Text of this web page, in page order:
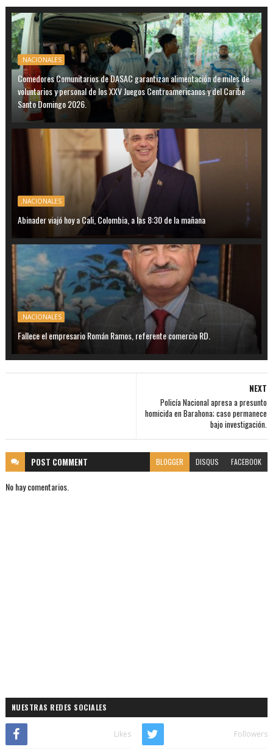
.NACIONALES
Comedores Comunitarios de DASAC garantizan alimentación de miles de
voluntarios y personal de los XXV Juegos Centroamericanos y del Caribe
Santo Domingo 2026.
.NACIONALES
Abinader viajó hoy a Cali, Colombia, a las 8:30 de la mañana
.NACIONALES
Fallece el empresario Román Ramos, referente comercio RD.
NEXT
Policía Nacional apresa a presunto
homicida en Barahona; caso permanece
bajo investigación.
POST COMMENT BLOGGER DISQUS FACEBOOK
No hay comentarios.
NUESTRAS REDES SOCIALES
Likes Followers